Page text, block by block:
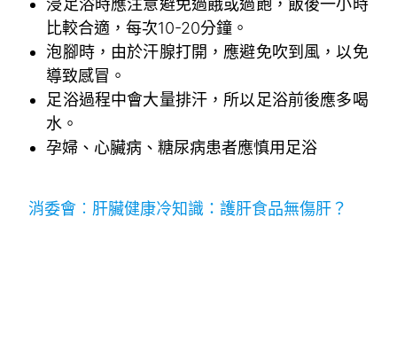
浸足浴時應注意避免過餓或過飽，飯後一小時
比較合適，每次10-20分鐘。
泡腳時，由於汗腺打開，應避免吹到風，以免
導致感冒。
足浴過程中會大量排汗，所以足浴前後應多喝
水。
孕婦、心臟病、糖尿病患者應慎用足浴
消委會︰肝臟健康冷知識：護肝食品無傷肝？